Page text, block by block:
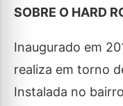
SOBRE O HARD
Inaugurado em
realiza em torno
Instalada no